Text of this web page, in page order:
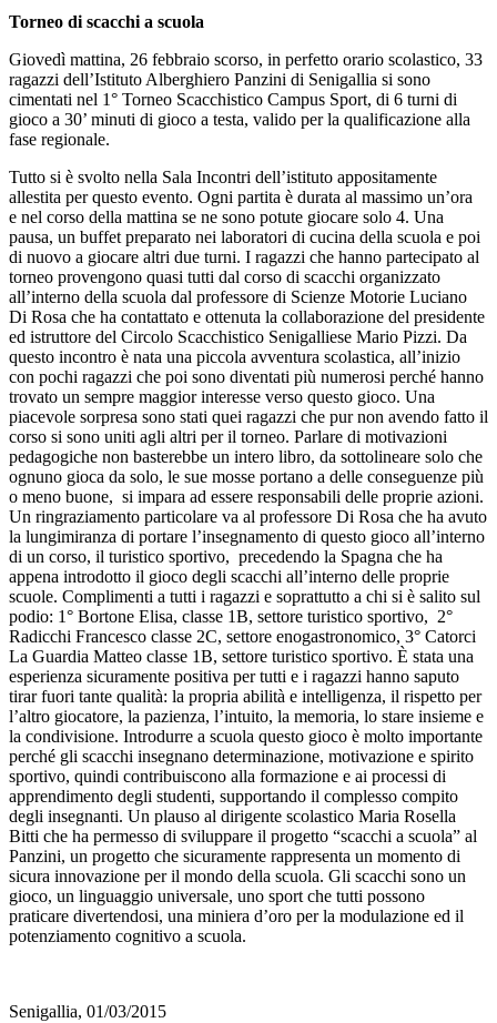
Torneo di scacchi a scuola
Giovedì mattina, 26 febbraio scorso, in perfetto orario scolastico, 33
ragazzi dell’Istituto Alberghiero Panzini di Senigallia si sono
cimentati nel 1° Torneo Scacchistico Campus Sport, di 6 turni di
gioco a 30’ minuti di gioco a testa, valido per la qualificazione alla
fase regionale.
Tutto si è svolto nella Sala Incontri dell’istituto appositamente
allestita per questo evento. Ogni partita è durata al massimo un’ora
e nel corso della mattina se ne sono potute giocare solo 4. Una
pausa, un buffet preparato nei laboratori di cucina della scuola e poi
di nuovo a giocare altri due turni. I ragazzi che hanno partecipato al
torneo provengono quasi tutti dal corso di scacchi organizzato
all’interno della scuola dal professore di Scienze Motorie Luciano
Di Rosa che ha contattato e ottenuta la collaborazione del presidente
ed istruttore del Circolo Scacchistico Senigalliese Mario Pizzi. Da
questo incontro è nata una piccola avventura scolastica, all’inizio
con pochi ragazzi che poi sono diventati più numerosi perché hanno
trovato un sempre maggior interesse verso questo gioco. Una
piacevole sorpresa sono stati quei ragazzi che pur non avendo fatto il
corso si sono uniti agli altri per il torneo. Parlare di motivazioni
pedagogiche non basterebbe un intero libro, da sottolineare solo che
ognuno gioca da solo, le sue mosse portano a delle conseguenze più
o meno buone, si impara ad essere responsabili delle proprie azioni.
Un ringraziamento particolare va al professore Di Rosa che ha avuto
la lungimiranza di portare l’insegnamento di questo gioco all’interno
di un corso, il turistico sportivo, precedendo la Spagna che ha
appena introdotto il gioco degli scacchi all’interno delle proprie
scuole. Complimenti a tutti i ragazzi e soprattutto a chi si è salito sul
podio: 1° Bortone Elisa, classe 1B, settore turistico sportivo, 2°
Radicchi Francesco classe 2C, settore enogastronomico, 3° Catorci
La Guardia Matteo classe 1B, settore turistico sportivo. È stata una
esperienza sicuramente positiva per tutti e i ragazzi hanno saputo
tirar fuori tante qualità: la propria abilità e intelligenza, il rispetto per
l’altro giocatore, la pazienza, l’intuito, la memoria, lo stare insieme e
la condivisione. Introdurre a scuola questo gioco è molto importante
perché gli scacchi insegnano determinazione, motivazione e spirito
sportivo, quindi contribuiscono alla formazione e ai processi di
apprendimento degli studenti, supportando il complesso compito
degli insegnanti. Un plauso al dirigente scolastico Maria Rosella
Bitti che ha permesso di sviluppare il progetto “scacchi a scuola” al
Panzini, un progetto che sicuramente rappresenta un momento di
sicura innovazione per il mondo della scuola. Gli scacchi sono un
gioco, un linguaggio universale, uno sport che tutti possono
praticare divertendosi, una miniera d’oro per la modulazione ed il
potenziamento cognitivo a scuola.
Senigallia, 01/03/2015